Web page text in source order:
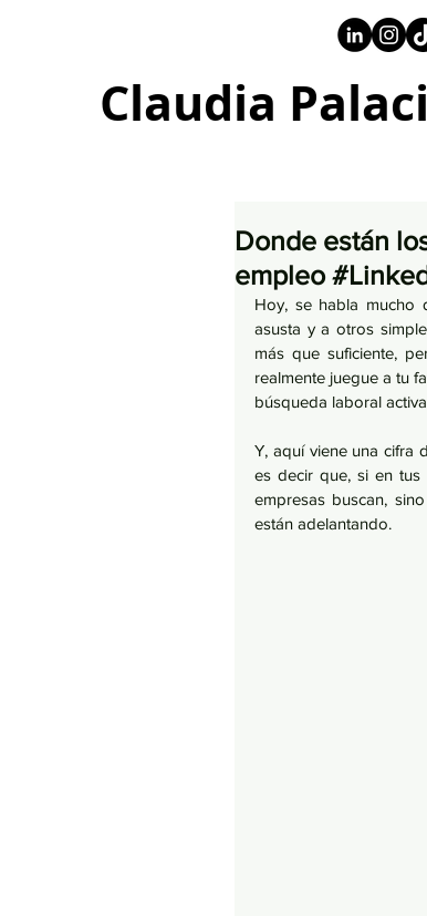
Claudia
Donde están
empleo
Hoy, se habla mucho
asusta y a otros
más que suficiente,
realmente juegue a tu
búsqueda laboral
Y, aquí viene una cifra
es decir que, si en
empresas buscan,
están adelantando.